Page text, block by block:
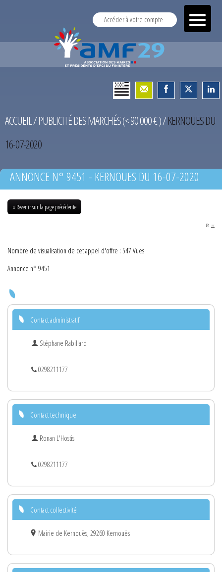
Accéder à votre compte
ACCUEIL/PUBLICITÉ DES MARCHÉS (< 90 000 € )/KERNOUES DU
16-07-2020
ANNONCE N° 9451 - KERNOUES DU 16-07-2020
« Revenir sur la page précédente
PDF
Nombre de visualisation de cet appel d'offre : 547 Vues
Annonce n° 9451
Contact administratif
Stéphane Rabillard
0298211177
Contact technique
Ronan L'Hostis
0298211177
Contact collectivité
Mairie de Kernouës, 29260 Kernouës